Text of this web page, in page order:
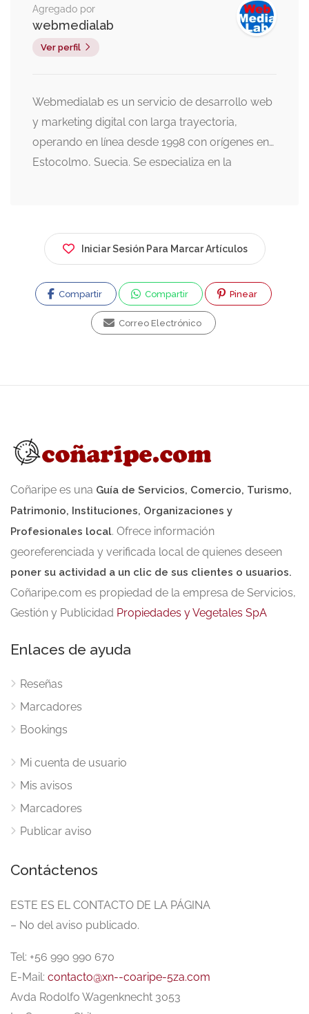
Agregado por
webmedialab
Ver perfil
Webmedialab es un servicio de desarrollo web
y marketing digital con larga trayectoria,
operando en línea desde 1998 con orígenes en
Estocolmo, Suecia. Se especializa en la
fenómeno WWW, destacando por crear el
primer periódico digital de Chile y una editorial
digital chileno-alemana, además de salas de
conversación virtuales previas a Facebook.
Servicios Principales: Ofrece desarrollo web,
año, 7 días a la semana.
Iniciar Sesión Para Marcar Artículos
Compartir Compartir Pinear
Correo Electrónico
Coñaripe es una Guía de Servicios, Comercio, Turismo,
Patrimonio, Instituciones, Organizaciones y
Profesionales local. Ofrece información
georeferenciada y verificada local de quienes deseen
poner su actividad a un clic de sus clientes o usuarios.
Coñaripe.com es propiedad de la empresa de Servicios,
Gestión y Publicidad Propiedades y Vegetales SpA
Enlaces de ayuda
Reseñas
Marcadores
Bookings
Mi cuenta de usuario
Mis avisos
Marcadores
Publicar aviso
Contáctenos
ESTE ES EL CONTACTO DE LA PÁGINA
– No del aviso publicado.
Tel: +56 990 990 670
E-Mail: contacto@xn--coaripe-5za.com
Avda Rodolfo Wagenknecht 3053